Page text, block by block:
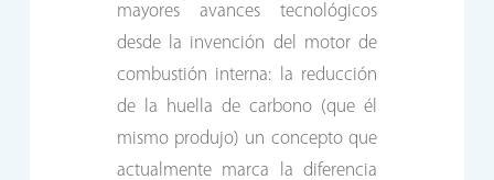
mayores avances tecnológicos
desde la invención del motor de
combustión interna: la reducción
de la huella de carbono (que él
mismo produjo) un concepto que
actualmente marca la diferencia